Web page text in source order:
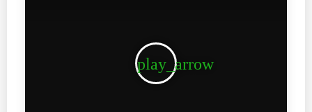
play_arrow